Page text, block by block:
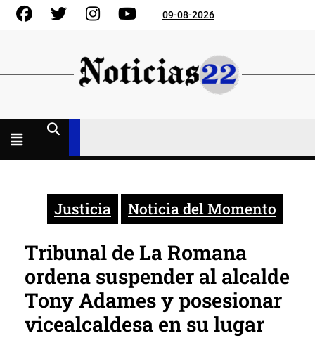
Skip
FacebookGorjeo InstagramYouTube09-08-2026
Justicia Noticia del Momento
Tribunal de La Romana
ordena suspender al alcalde
Tony Adames y posesionar
vicealcaldesa en su lugar